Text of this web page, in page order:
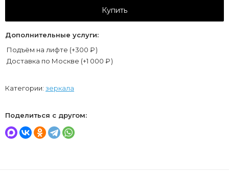
Купить
Дополнительные услуги:
Подъём на лифте (+300 ₽)
Доставка по Москве (+1 000 ₽)
Категории: зеркала
Поделиться с другом: